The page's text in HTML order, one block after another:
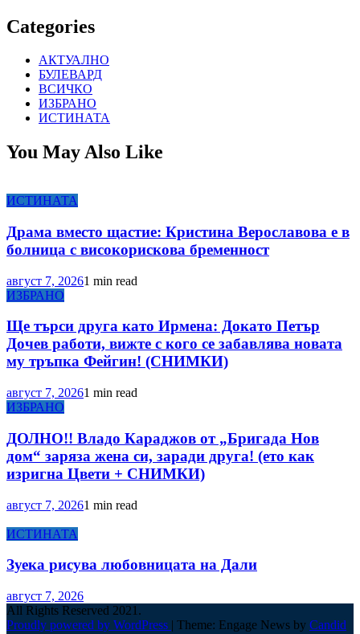
Categories
АКТУАЛНО
БУЛЕВАРД
ВСИЧКО
ИЗБРАНО
ИСТИНАТА
You May Also Like
ИСТИНАТА
Драма вместо щастие: Кристина Верославова е в
болница с високорискова бременност
август 7, 20261 min read
ИЗБРАНО
Ще търси друга като Ирмена: Докато Петър
Дочев работи, вижте с кого се забавлява новата
му тръпка Фейгин! (СНИМКИ)
август 7, 20261 min read
ИЗБРАНО
ДОЛНО!! Владо Караджов от „Бригада Нов
дом“ заряза жена си, заради друга! (ето как
изригна Цвети + СНИМКИ)
август 7, 20261 min read
ИСТИНАТА
Зуека рисува любовницата на Дали
август 7, 2026
All Rights Reserved 2021.
Proudly powered by WordPress | Theme: Engage News by Candid